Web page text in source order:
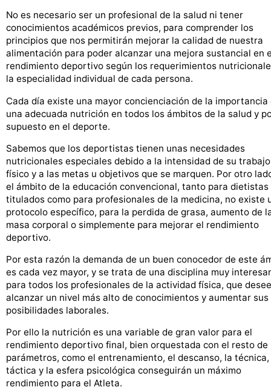
No es necesario ser un profesional de la salud ni tener
conocimientos académicos previos, para comprender los
principios que nos permitirán mejorar la calidad de nuestra
alimentación para poder alcanzar una mejora sustancial en
rendimiento deportivo según los requerimientos
la especialidad individual de cada persona.
Cada día existe una mayor concienciación de la importancia
una adecuada nutrición en todos los ámbitos de la salud y
supuesto en el deporte.
Sabemos que los deportistas tienen unas necesidades
nutricionales especiales debido a la intensidad de su trabajo
físico y a las metas u objetivos que se marquen. Por otro
el ámbito de la educación convencional, tanto para dietistas
titulados como para profesionales de la medicina, no existe
protocolo específico, para la perdida de grasa, aumento de
masa corporal o simplemente para mejorar el rendimiento
deportivo.
Por esta razón la demanda de un buen conocedor de este
es cada vez mayor, y se trata de una disciplina muy
para todos los profesionales de la actividad física, que
alcanzar un nivel más alto de conocimientos y aumentar sus
posibilidades laborales.
Por ello la nutrición es una variable de gran valor para el
rendimiento deportivo final, bien orquestada con el resto de
parámetros, como el entrenamiento, el descanso, la
táctica y la esfera psicológica conseguirán un máximo
rendimiento para el Atleta.